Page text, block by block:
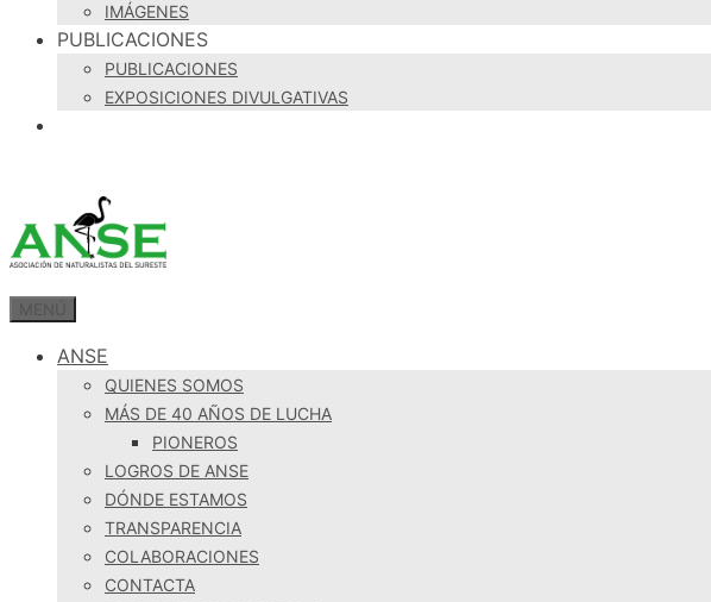
IMÁGENES
PUBLICACIONES
PUBLICACIONES
EXPOSICIONES DIVULGATIVAS
ANSE
QUIENES SOMOS
MÁS DE 40 AÑOS DE LUCHA
PIONEROS
LOGROS DE ANSE
DÓNDE ESTAMOS
TRANSPARENCIA
COLABORACIONES
CONTACTA